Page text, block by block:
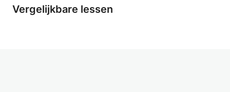
om eenvoudige oefeningen te doen. Bij zware
woordenschatlessen zal ik je woordenschat
Vergelijkbare lessen